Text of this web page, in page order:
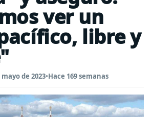
ver un
libre y
mayo de 2023•Hace 169 semanas